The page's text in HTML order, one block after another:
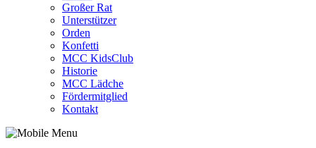
Großer Rat
Unterstützer
Orden
Konfetti
MCC KidsClub
Historie
MCC Lädche
Fördermitglied
Kontakt